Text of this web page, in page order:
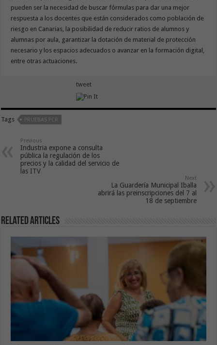
pueden ser la necesidad de buscar fórmulas para dar una mejor
respuesta a los docentes que están considerados como población de
riesgo en Canarias, la posibilidad de reducir ratios de alumnos y
alumnas por aula, garantizar la dotación de material de protección
necesario y los espacios adecuados o avanzar en la formación digital,
entre otras actuaciones.
tweet
Tags PRUEBAS PCR
Previous
Industria expone a consulta
pública la regulación de los
precios y la calidad del servicio de
las ITV
Next
La Guardería Municipal Iballa
abrirá las preinscripciones del 7 al
18 de septiembre
Related Articles